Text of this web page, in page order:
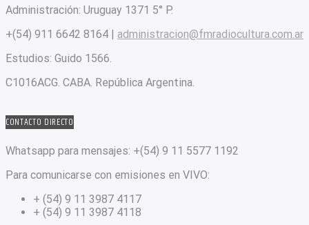
Administración: Uruguay 1371 5° P.
+(54) 911 6642 8164 | administracion@fmradiocultura.com.ar
Estudios: Guido 1566.
C1016ACG . CABA. República Argentina.
CONTACTO DIRECTO
Whatsapp para mensajes: +(54) 9 11 5577 1192
Para comunicarse con emisiones en VIVO:
+ (54) 9 11 3987 4117
+ (54) 9 11 3987 4118